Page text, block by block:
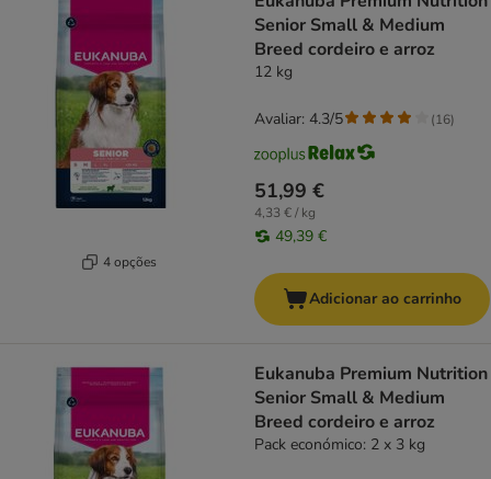
4 opções
Senior Small & Medium
Breed cordeiro e arroz
12 kg
51,99 €
4,33 € / kg
49,39 €
Avaliar: 4.3/5 (16)
Adicionar ao carrinho
Eukanuba Premium Nutrition
Senior Small & Medium
Breed cordeiro e arroz
Pack económico: 2 x 3 kg